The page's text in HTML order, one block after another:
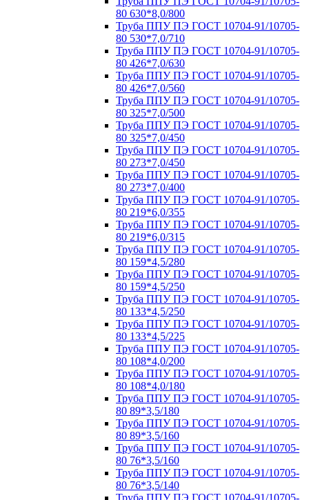
80 630*8,0/800
Труба ППУ ПЭ ГОСТ 10704-91/10705-
80 530*7,0/710
Труба ППУ ПЭ ГОСТ 10704-91/10705-
80 426*7,0/630
Труба ППУ ПЭ ГОСТ 10704-91/10705-
80 426*7,0/560
Труба ППУ ПЭ ГОСТ 10704-91/10705-
80 325*7,0/500
Труба ППУ ПЭ ГОСТ 10704-91/10705-
80 325*7,0/450
Труба ППУ ПЭ ГОСТ 10704-91/10705-
80 273*7,0/450
Труба ППУ ПЭ ГОСТ 10704-91/10705-
80 273*7,0/400
Труба ППУ ПЭ ГОСТ 10704-91/10705-
80 219*6,0/355
Труба ППУ ПЭ ГОСТ 10704-91/10705-
80 219*6,0/315
Труба ППУ ПЭ ГОСТ 10704-91/10705-
80 159*4,5/280
Труба ППУ ПЭ ГОСТ 10704-91/10705-
80 159*4,5/250
Труба ППУ ПЭ ГОСТ 10704-91/10705-
80 133*4,5/250
Труба ППУ ПЭ ГОСТ 10704-91/10705-
80 133*4,5/225
Труба ППУ ПЭ ГОСТ 10704-91/10705-
80 108*4,0/200
Труба ППУ ПЭ ГОСТ 10704-91/10705-
80 108*4,0/180
Труба ППУ ПЭ ГОСТ 10704-91/10705-
80 89*3,5/180
Труба ППУ ПЭ ГОСТ 10704-91/10705-
80 89*3,5/160
Труба ППУ ПЭ ГОСТ 10704-91/10705-
80 76*3,5/160
Труба ППУ ПЭ ГОСТ 10704-91/10705-
80 76*3,5/140
Труба ППУ ПЭ ГОСТ 10704-91/10705-